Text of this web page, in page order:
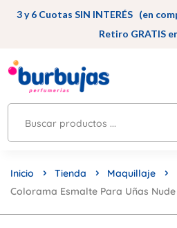
3 y 6 Cuotas SIN INTERÉS (en
Retiro GRATIS
Inicio Tienda Maquillaje
Colorama Esmalte Para Uñas